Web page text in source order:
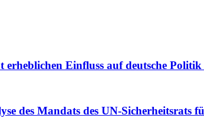
Einfluss auf deutsche Politik
des Mandats des UN-Sicherheitsrats